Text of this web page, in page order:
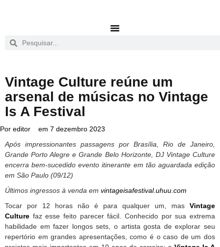
Vintage Culture reúne um
arsenal de músicas no Vintage
Is A Festival
Por editor em 7 dezembro 2023
Após impressionantes passagens por Brasília, Rio de Janeiro,
Grande Porto Alegre e Grande Belo Horizonte, DJ Vintage Culture
encerra bem-sucedido evento itinerante em tão aguardada edição
em São Paulo (09/12)
Últimos ingressos à venda em vintageisafestival.uhuu.com
Tocar por 12 horas não é para qualquer um, mas Vintage
Culture faz esse feito parecer fácil. Conhecido por sua extrema
habilidade em fazer longos sets, o artista gosta de explorar seu
repertório em grandes apresentações, como é o caso de um dos